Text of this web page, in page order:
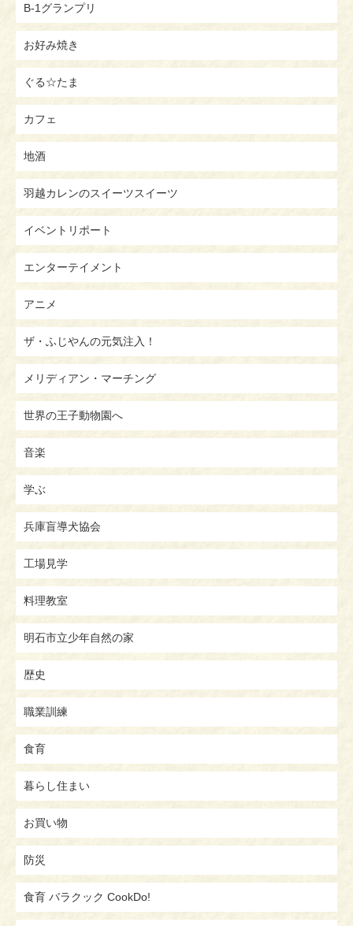
B-1グランプリ
お好み焼き
ぐる☆たま
カフェ
地酒
羽越カレンのスイーツスイーツ
イベントリポート
エンターテイメント
アニメ
ザ・ふじやんの元気注入！
メリディアン・マーチング
世界の王子動物園へ
音楽
学ぶ
兵庫盲導犬協会
工場見学
料理教室
明石市立少年自然の家
歴史
職業訓練
食育
暮らし住まい
お買い物
防災
食育 バラクック CookDo!